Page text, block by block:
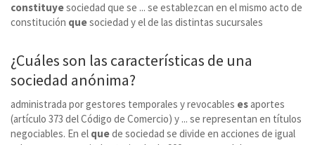
constituyesociedad que se ... se establezcan en el mismo acto de
constitución quesociedad y el de las distintas sucursales
¿Cuáles son las características de una
sociedad anónima?
administrada por gestores temporales y revocables esaportes
(artículo 373 del Código de Comercio) y ... se representan en títulos
negociables. En el quede sociedad se divide en acciones de igual